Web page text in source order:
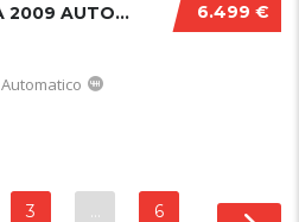
6.499 €
TOYOTA IQ 1.0 BENZINA 2009 AUTOMATICA
Automatico
3 … 6